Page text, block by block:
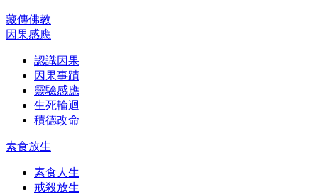
藏傳佛教
因果感應
認識因果
因果事蹟
靈驗感應
生死輪迴
積德改命
素食放生
素食人生
戒殺放生